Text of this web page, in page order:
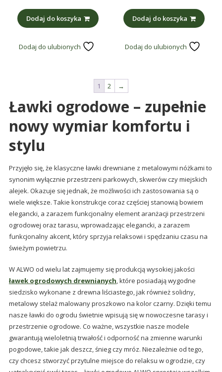
Dodaj do koszyka
Dodaj do ulubionych
Dodaj do koszyka
Dodaj do ulubionych
1 2 →
Ławki ogrodowe – zupełnie
nowy wymiar komfortu i
stylu
Przyjęło się, że klasyczne ławki drewniane z metalowymi nóżkami to
synonim wyłącznie przestrzeni parkowych, skwerów czy miejskich
alejek. Okazuje się jednak, że możliwości ich zastosowania są o
wiele większe. Takie konstrukcje coraz częściej stanowią bowiem
elegancki, a zarazem funkcjonalny element aranżacji przestrzeni
ogrodowej oraz tarasu, wprowadzając elegancki, a zarazem
funkcjonalny akcent, który sprzyja relaksowi i spędzaniu czasu na
świeżym powietrzu.
W ALWO od wielu lat zajmujemy się produkcją wysokiej jakości
ławek ogrodowych drewnianych, które posiadają wygodne
siedzisko wykonane z drewna liściastego, jak również solidny,
metalowy stelaż malowany proszkowo na kolor czarny. Dzięki temu
nasze ławki do ogrodu świetnie wpisują się w nowoczesne tarasy i
przestrzenie ogrodowe. Co ważne, wszystkie nasze modele
gwarantują wieloletnią trwałość i odporność na zmienne warunki
pogodowe, takie jak deszcz, śnieg czy mróz. Niezależnie od tego,
czy chcesz stworzyć przytulne miejsce do relaksu w ogrodzie, czy